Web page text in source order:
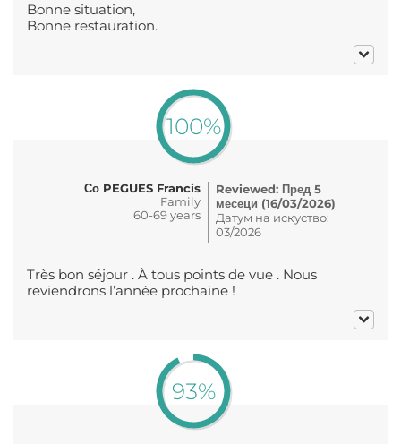
Bonne situation,
Bonne restauration.
100%
Со PEGUES Francis
Family
60-69 years
Reviewed: Пред 5
месеци (16/03/2026)
Датум на искуство:
03/2026
Très bon séjour . À tous points de vue . Nous
reviendrons l’année prochaine !
93%